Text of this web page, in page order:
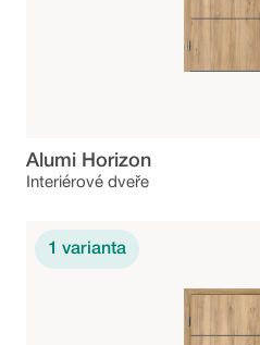
Alumi Horizon
Interiérové dveře
1 varianta